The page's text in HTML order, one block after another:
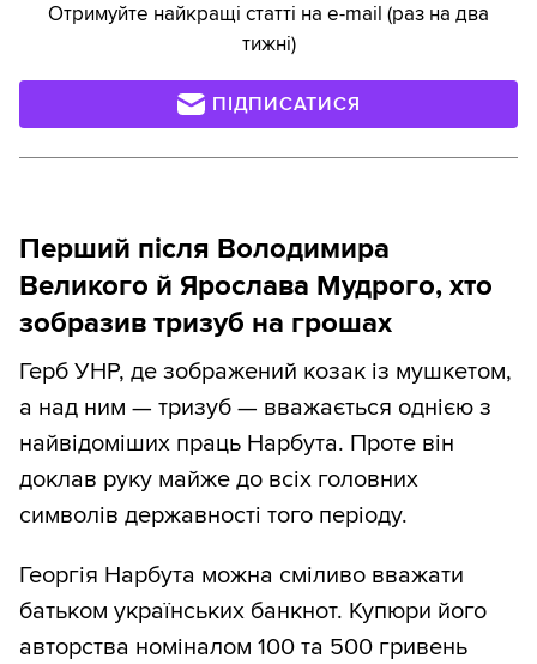
Отримуйте найкращі статті на e-mail (раз на два
тижні)
ПІДПИСАТИСЯ
Перший після Володимира
Великого й Ярослава Мудрого, хто
зобразив тризуб на грошах
Герб УНР, де зображений козак із мушкетом,
а над ним — тризуб — вважається однією з
найвідоміших праць Нарбута. Проте він
доклав руку майже до всіх головних
символів державності того періоду.
Георгія Нарбута можна сміливо вважати
батьком українських банкнот. Купюри його
авторства номіналом 100 та 500 гривень